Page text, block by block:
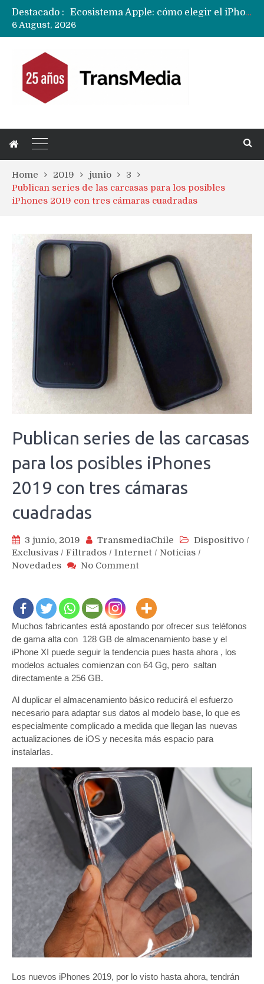
Destacado :
Nuevas filtraciones del Mate 90 Pro Max apuntan a potenciar las cámaras y pantalla OLED doble capa
6 August, 2026
Home 2019 junio
3
Publican series de las carcasas para los posibles
iPhones 2019 con tres cámaras cuadradas
Publican series de las carcasas
para los posibles iPhones
2019 con tres cámaras
cuadradas
3 junio, 2019 TransmediaChile Dispositivo /
Exclusivas / Filtrados / Internet / Noticias /
Novedades
No Commenton
de
las
carcasas
para
los
posibles
con
tres
cámaras
cuadradas
Muchos fabricantes está apostando por ofrecer sus teléfonos
de gama alta con 128 GB de almacenamiento base y el
iPhone XI puede seguir la tendencia pues hasta ahora , los
modelos actuales comienzan con 64 Gg, pero saltan
directamente a 256 GB.
Al duplicar el almacenamiento básico reducirá el esfuerzo
necesario para adaptar sus datos al modelo base, lo que es
especialmente complicado a medida que llegan las nuevas
actualizaciones de iOS y necesita más espacio para
instalarlas.
Los nuevos iPhones 2019, por lo visto hasta ahora, tendrán